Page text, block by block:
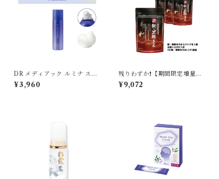
DR メディアック ルミナ スパ
ークリングウォッシュ 〈薬用
クリア炭酸※洗顔〉 医薬部外
¥3,960
残りわずか❗️【期間限定増量
中‼️】 新・黒酢もろみ 〈米
酢・にんにく加工食品〉4パッ
¥9,072